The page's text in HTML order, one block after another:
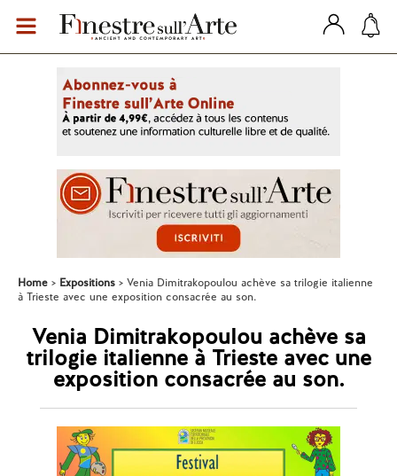
Home Expositions
Venia Dimitrakopoulou achève sa trilogie italienne
à Trieste avec une exposition consacrée au son.
Venia Dimitrakopoulou achève sa
trilogie italienne à Trieste avec une
exposition consacrée au son.